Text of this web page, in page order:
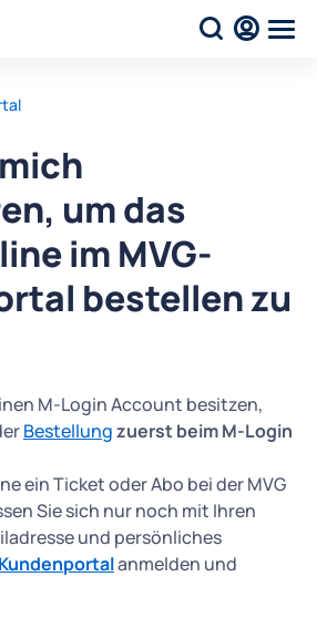
um das
im MVG-
bestellen zu
M-Login Account besitzen,
Bestellungzuerst beim M-Login
ein Ticket oder Abo bei der MVG
Sie sich nur noch mit Ihren
und persönliches
anmelden und